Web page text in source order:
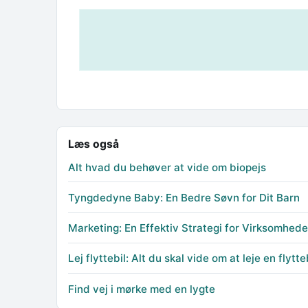
Læs også
Alt hvad du behøver at vide om biopejs
Tyngdedyne Baby: En Bedre Søvn for Dit Barn
Marketing: En Effektiv Strategi for
Lej flyttebil: Alt du skal vide om at leje en
Find vej i mørke med en lygte